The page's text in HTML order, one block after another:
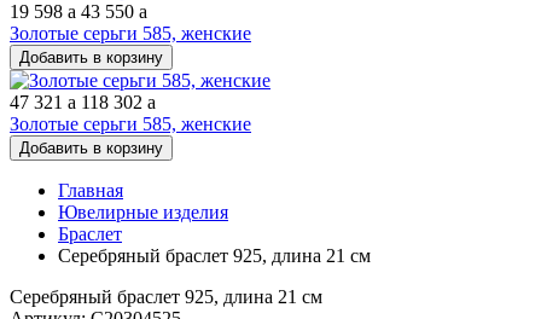
19 598 a 43 550 a
Золотые серьги 585, женские
Добавить в корзину
47 321 a 118 302 a
Золотые серьги 585, женские
Добавить в корзину
Главная
Ювелирные изделия
Браслет
Серебряный браслет 925, длина 21 см
Серебряный браслет 925, длина 21 см